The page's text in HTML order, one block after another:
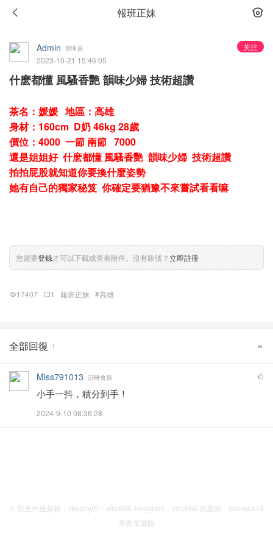
報班正妹
关注
Admin 管理員
2023-10-21 15:46:05
什麽都懂 風騷香艷 韻味少婦 技術超讚
茶名：媛媛 地區：高雄
身材：160cm D奶 46kg 28歲
價位：4000 一節 兩節 7000
還是姐姐好 什麽都懂 風騷香艷 韻味少婦 技術超讚
拍拍屁股就知道你要換什麼姿勢
她有自己的獨家秘笈 你確定要猶豫不來嘗試看看嘛
您需要登錄才可以下載或查看附件。沒有賬號？立即註冊
17407 1 報班正妹 #高雄
全部回復 1
Miss791013 註冊會員
小手一抖，積分到手！
2024-9-10 08:36:28
© 西里外送茶賴：GleezyID：xilic666 Telegram：xilic666 西里賴：monesa74
查看電腦版